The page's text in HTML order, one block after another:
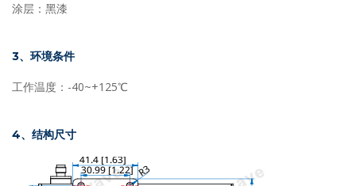
涂层：黑漆
3、环境条件
工作温度：-40~+125℃
4、结构尺寸